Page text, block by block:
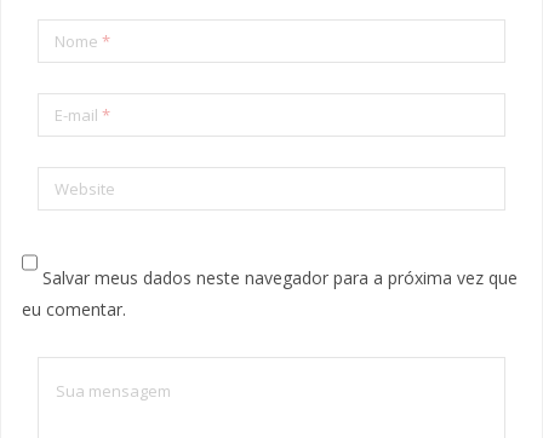
Nome *
E-mail *
Website
Salvar meus dados neste navegador para a próxima vez que
eu comentar.